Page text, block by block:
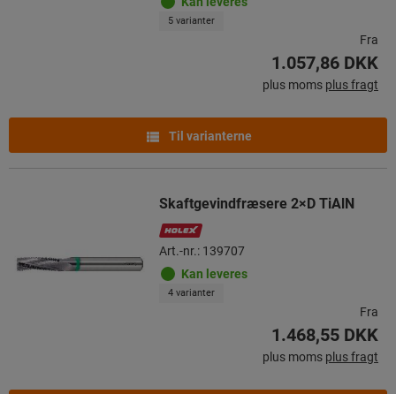
5 varianter
Fra
1.057,86 DKK
plus moms plus fragt
Til varianterne
Skaftgevindfræsere 2×D TiAlN
Art.-nr.: 139707
Kan leveres
4 varianter
Fra
1.468,55 DKK
plus moms plus fragt